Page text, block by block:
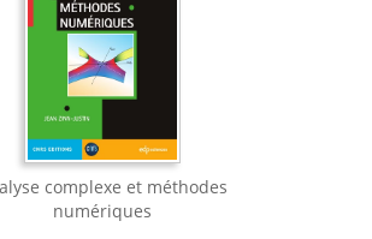
complexe et méthodes
numériques